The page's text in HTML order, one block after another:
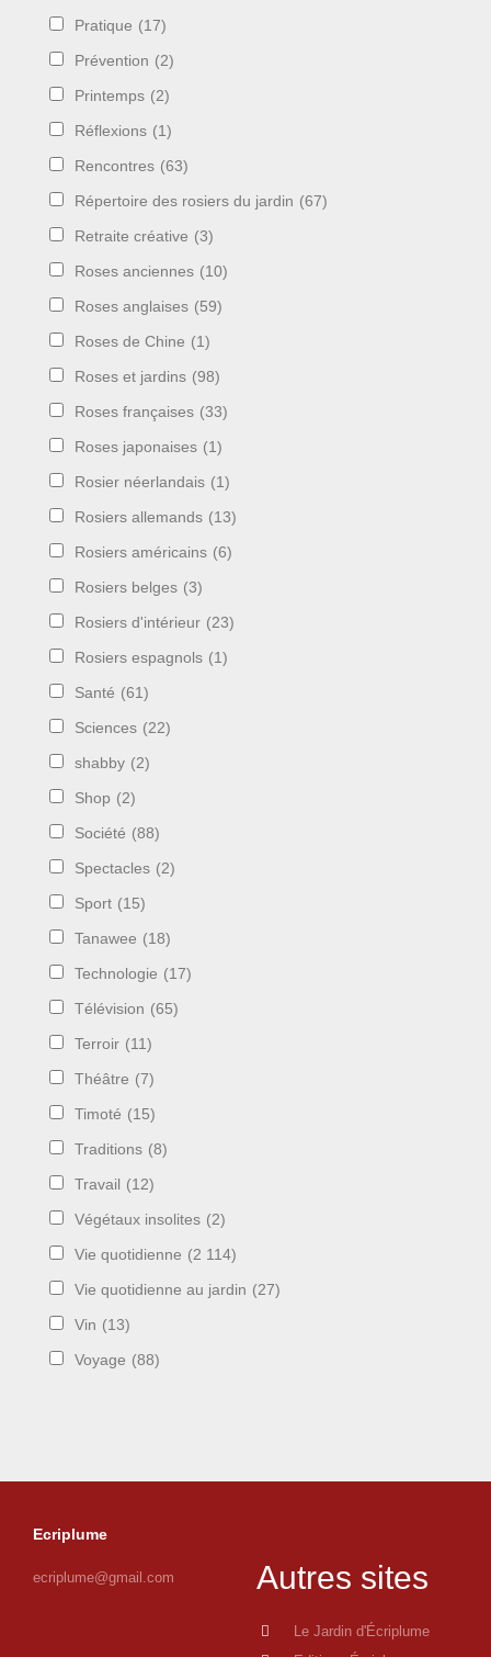
Pratique (17)
Prévention (2)
Printemps (2)
Réflexions (1)
Rencontres (63)
Répertoire des rosiers du jardin (67)
Retraite créative (3)
Roses anciennes (10)
Roses anglaises (59)
Roses de Chine (1)
Roses et jardins (98)
Roses françaises (33)
Roses japonaises (1)
Rosier néerlandais (1)
Rosiers allemands (13)
Rosiers américains (6)
Rosiers belges (3)
Rosiers d'intérieur (23)
Rosiers espagnols (1)
Santé (61)
Sciences (22)
shabby (2)
Shop (2)
Société (88)
Spectacles (2)
Sport (15)
Tanawee (18)
Technologie (17)
Télévision (65)
Terroir (11)
Théâtre (7)
Timoté (15)
Traditions (8)
Travail (12)
Végétaux insolites (2)
Vie quotidienne (2 114)
Vie quotidienne au jardin (27)
Vin (13)
Voyage (88)
Ecriplume
ecriplume@gmail.com Autres sites
Le Jardin d'Écriplume